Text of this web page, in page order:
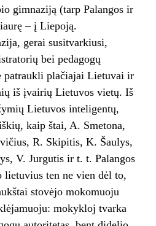
gimnaziją (tarp Palangos ir
– į Liepoją.
gerai susitvar­kiusi,
bei peda­gogų
patraukli plačiajai Lietuvai ir
iš įvairių Lietuvos vietų. Iš
Lie­tuvos inteligentų,
kaip štai, A. Smetona,
R. Skipitis, K. Šaulys,
V. Jurgutis ir t. t. Palangos
lietuvius ten ne vien dėl to,
stovėjo mokomuoju
mokykloj tvarka